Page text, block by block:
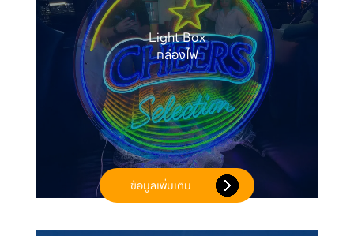
Light Box
กล่องไฟ
ข้อมูลเพิ่มเติม